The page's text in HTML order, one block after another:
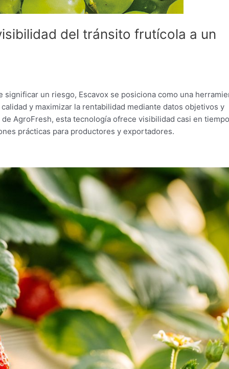
del tránsito frutícola a un
un riesgo, Escavox se posiciona como una
y maximizar la rentabilidad mediante datos objetivos y
AgroFresh, esta tecnología ofrece visibilidad casi en
prácticas para productores y exportadores.